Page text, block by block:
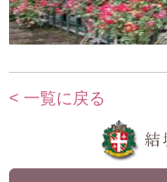
< 一覧に戻る